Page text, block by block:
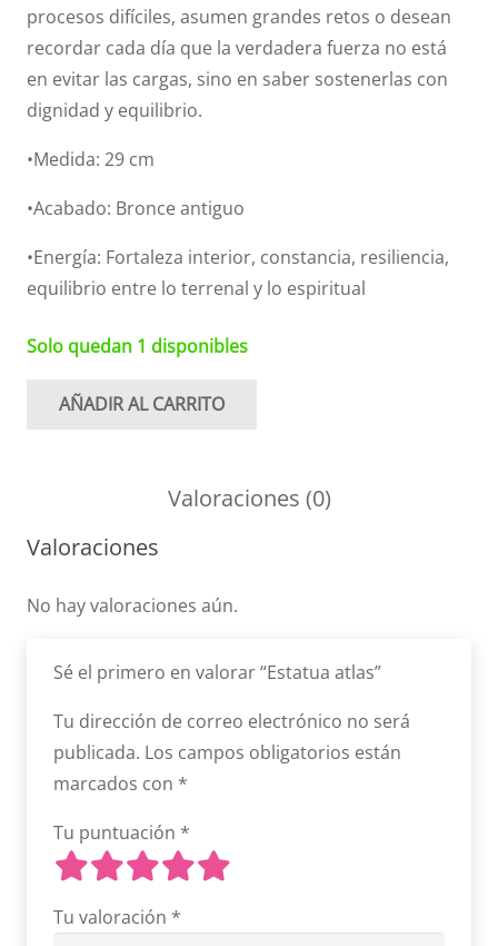
procesos difíciles, asumen grandes retos o desean
recordar cada día que la verdadera fuerza no está
en evitar las cargas, sino en saber sostenerlas con
dignidad y equilibrio.
•Medida: 29 cm
•Acabado: Bronce antiguo
•Energía: Fortaleza interior, constancia, resiliencia,
equilibrio entre lo terrenal y lo espiritual
Solo quedan 1 disponibles
AÑADIR AL CARRITO
Valoraciones (0)
Valoraciones
No hay valoraciones aún.
Sé el primero en valorar “Estatua atlas”
Tu dirección de correo electrónico no será
publicada. Los campos obligatorios están
marcados con *
Tu puntuación *
Tu valoración *